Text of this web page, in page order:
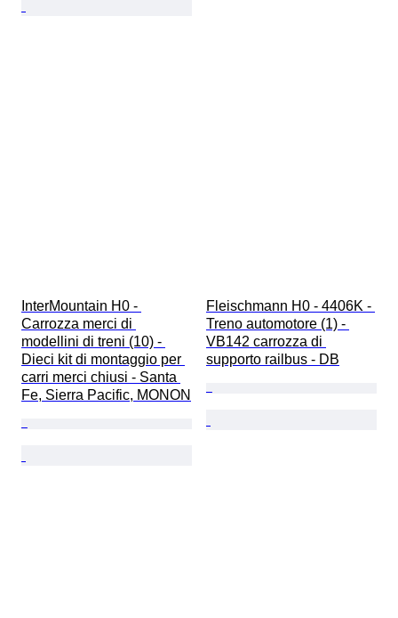
InterMountain H0 -
Carrozza merci di
modellini di treni (10) -
Dieci kit di montaggio per
carri merci chiusi - Santa
Fe, Sierra Pacific, MONON
Fleischmann H0 - 4406K -
Treno automotore (1) -
VB142 carrozza di
supporto railbus - DB